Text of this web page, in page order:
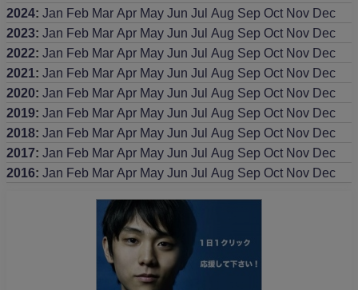
2024: Jan Feb Mar Apr May Jun Jul Aug Sep Oct Nov Dec
2023: Jan Feb Mar Apr May Jun Jul Aug Sep Oct Nov Dec
2022: Jan Feb Mar Apr May Jun Jul Aug Sep Oct Nov Dec
2021 : Jan Feb Mar Apr May Jun Jul Aug Sep Oct Nov Dec
2020: Jan Feb Mar Apr May Jun Jul Aug Sep Oct Nov Dec
2019: Jan Feb Mar Apr May Jun Jul Aug Sep Oct Nov Dec
2018: Jan Feb Mar Apr May Jun Jul Aug Sep Oct Nov Dec
2017: Jan Feb Mar Apr May Jun Jul Aug Sep Oct Nov Dec
2016: Jan Feb Mar Apr May Jun Jul Aug Sep Oct Nov Dec